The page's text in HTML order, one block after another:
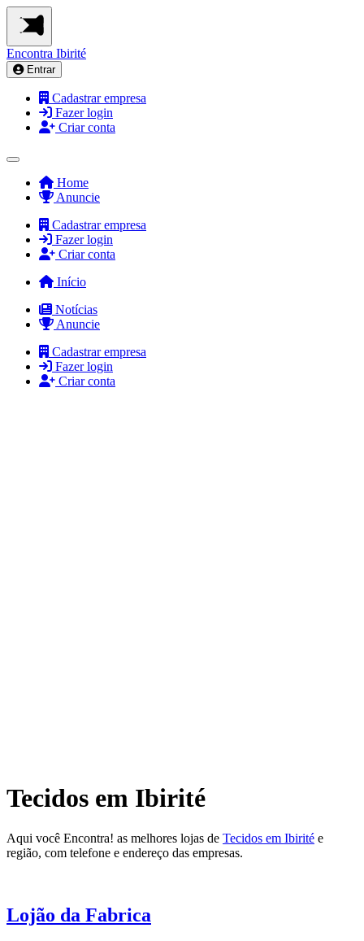
Encontra Ibirité
Entrar
Cadastrar empresa
Fazer login
Criar conta
Home
Anuncie
Cadastrar empresa
Fazer login
Criar conta
Início
Notícias
Anuncie
Cadastrar empresa
Fazer login
Criar conta
Tecidos em Ibirité
Aqui você Encontra! as melhores lojas de Tecidos em Ibirité e
região, com telefone e endereço das empresas.
Lojão da Fabrica